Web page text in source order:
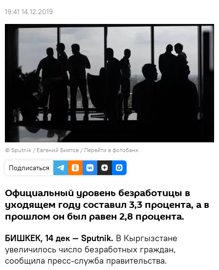
19:41 14.12.2019
© Sputnik / Евгений Биятов / Перейти в фотобанк
Подписаться
Официальный уровень безработицы в
уходящем году составил 3,3 процента, а в
прошлом он был равен 2,8 процента.
БИШКЕК, 14 дек — Sputnik. В Кыргызстане
увеличилось число безработных граждан,
сообщила пресс-служба правительства.